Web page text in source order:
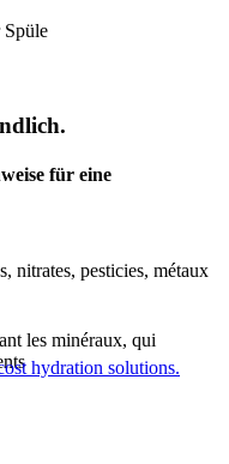
hydration solutions.
Spüle
für eine
nitrates, pesticies, métaux
les minéraux, qui